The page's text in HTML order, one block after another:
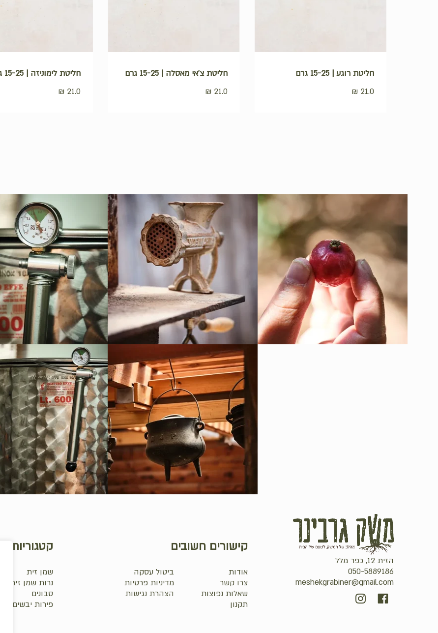
סכום ביניים: ₪0.0
חליטת רוגע | 15-25 גרם
₪ 21.0
חליטת צ'אי מאסלה | 15-25 גרם
₪ 21.0
חליטת לימוניזה | 15-25 גרם
₪ 21.0
קטגוריות
שמן זית
נרות שמן זית
סבונים
פירות יבשים
קישורים חשובים
אודות
צרו קשר
שאלות נפוצות
תקנון
ביטול עסקה
מדיניות פרטיות
הצהרת נגישות
הזית 12, כפר מלל
050-5889186
meshekgrabiner@gmail.com